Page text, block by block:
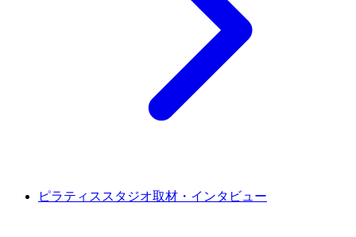
ピラティススタジオ取材・インタビュー